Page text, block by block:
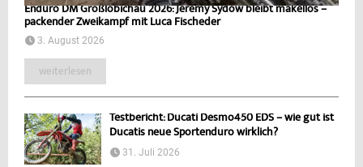
Enduro DM Großlöbichau 2026: Jeremy Sydow bleibt makellos –
packender Zweikampf mit Luca Fischeder
3. August 2026
weiterlesen
Testbericht: Ducati Desmo450 EDS – wie gut ist
Ducatis neue Sportenduro wirklich?
31. Juli 2026